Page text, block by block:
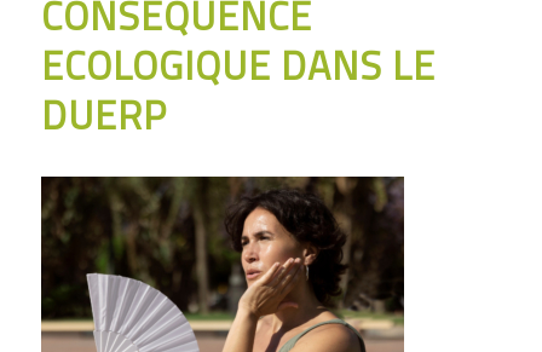
CONSEQUENCE
ECOLOGIQUE DANS LE
DUERP